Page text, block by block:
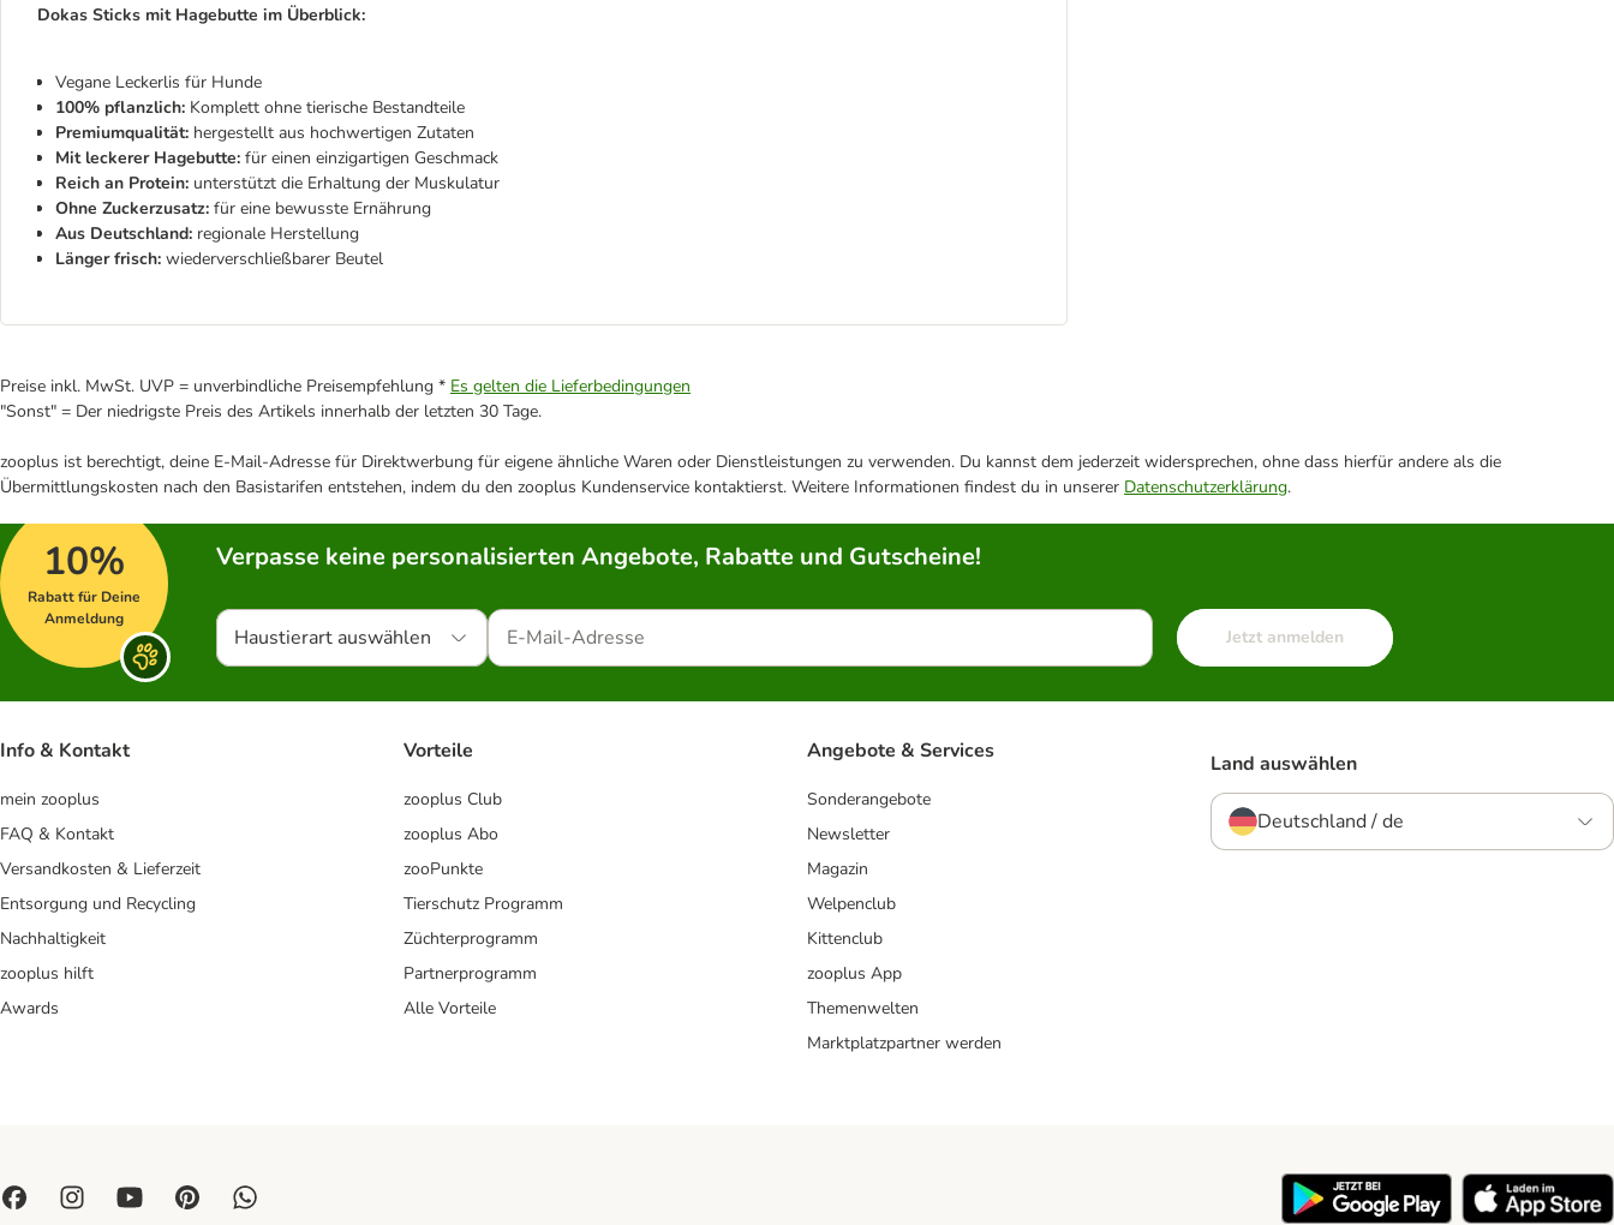
Dokas Sticks mit Hagebutte im Überblick:
Vegane Leckerlis für Hunde
100% pflanzlich: Komplett ohne tierische Bestandteile
Premiumqualität: hergestellt aus hochwertigen Zutaten
Mit leckerer Hagebutte: für einen einzigartigen Geschmack
Reich an Protein: unterstützt die Erhaltung der Muskulatur
Ohne Zuckerzusatz: für eine bewusste Ernährung
Aus Deutschland: regionale Herstellung
Länger frisch: wiederverschließbarer Beutel
Preise inkl. MwSt. UVP = unverbindliche Preisempfehlung * Es gelten die Lieferbedingungen
"Sonst" = Der niedrigste Preis des Artikels innerhalb der letzten 30 Tage.
zooplus ist berechtigt, deine E-Mail-Adresse für Direktwerbung für eigene ähnliche Waren oder Dienstleistungen zu verwenden. Du kannst dem jederzeit widersprechen, ohne dass hierfür andere als die
Übermittlungskosten nach den Basistarifen entstehen, indem du den zooplus Kundenservice kontaktierst. Weitere Informationen findest du in unserer Datenschutzerklärung.
10%
Rabatt für Deine
Anmeldung
Verpasse keine personalisierten Angebote, Rabatte und Gutscheine!
Haustierart auswählen Jetzt anmelden
Info & Kontakt
mein zooplus
FAQ & Kontakt
Versandkosten & Lieferzeit
Entsorgung und Recycling
Nachhaltigkeit
zooplus hilft
Awards
Vorteile
zooplus Club
zooplus Abo
zooPunkte
Tierschutz Programm
Züchterprogramm
Partnerprogramm
Alle Vorteile
Angebote & Services
Sonderangebote
Newsletter
Magazin
Welpenclub
Kittenclub
zooplus App
Themenwelten
Marktplatzpartner werden
Land auswählen
Deutschland / de